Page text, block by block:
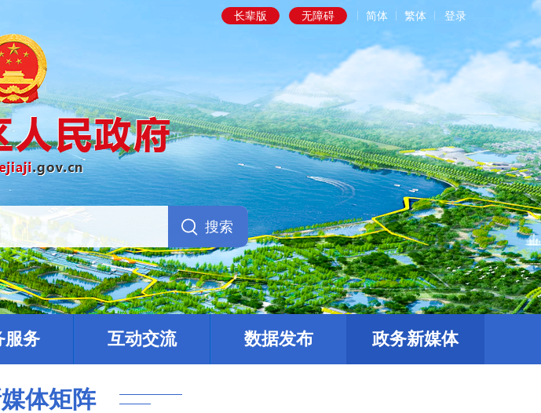
长辈版 无障碍 简体 繁体 登录
服务 互动交流 数据发布 政务新媒体
体矩阵